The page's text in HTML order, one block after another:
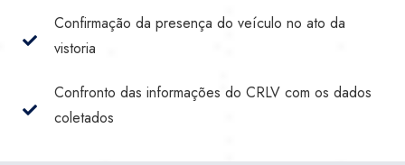
Confirmação da presença do veículo no ato da
vistoria
Confronto das informações do CRLV com os dados
coletados